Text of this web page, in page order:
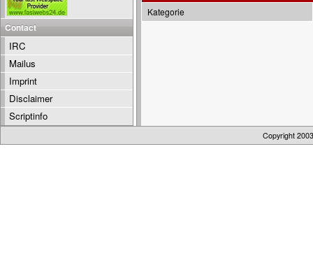
Kategorie
Contact
IRC
Mailus
Imprint
Disclaimer
Scriptinfo
Copyright